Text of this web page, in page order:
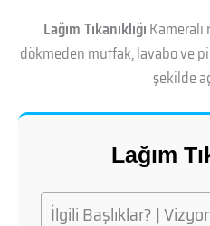
Lağım Tıkanıklığı
dökmeden mutfak, lavabo ve
şekilde
Lağım
İlgili Başlıklar? |